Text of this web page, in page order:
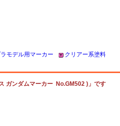
モデル用マーカー クリアー系塗料
ガンダムマーカー No.GM502 )」です